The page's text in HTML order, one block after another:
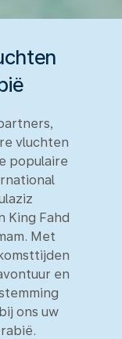
vluchten
populaire
King Fahd
Met
en
ons uw